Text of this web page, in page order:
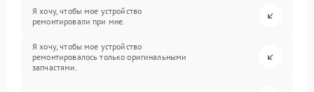
Я хочу, чтобы мое устройство
ремонтировали при мне.
Я хочу, чтобы мое устройство
ремонтировалось только оригинальными
запчастями.